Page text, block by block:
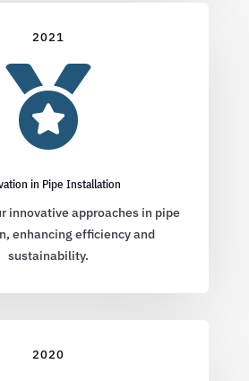
2021

in Pipe Installation
innovative approaches in pipe
enhancing efficiency and
sustainability.
2020